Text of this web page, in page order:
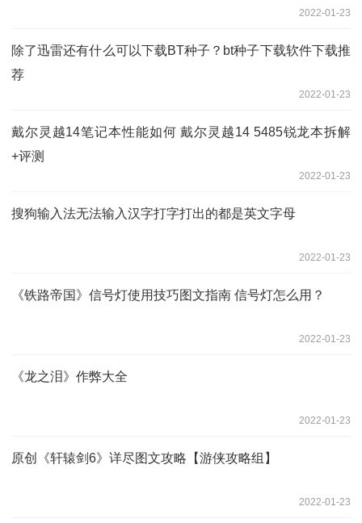
2022-01-23
除了迅雷还有什么可以下载BT种子？bt种子下载软件下载推
荐
2022-01-23
戴尔灵越14笔记本性能如何 戴尔灵越14 5485锐龙本拆解
+评测
2022-01-23
搜狗输入法无法输入汉字打字打出的都是英文字母
2022-01-23
《铁路帝国》信号灯使用技巧图文指南 信号灯怎么用？
2022-01-23
《龙之泪》作弊大全
2022-01-23
原创《轩辕剑6》详尽图文攻略【游侠攻略组】
2022-01-23